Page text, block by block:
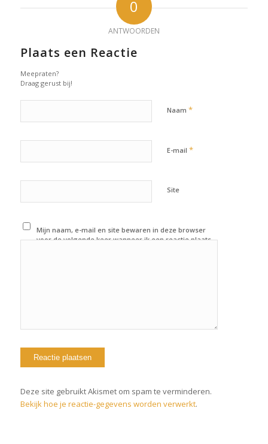
0
ANTWOORDEN
Plaats een Reactie
Meepraten?
Draag gerust bij!
Naam *
E-mail *
Site
Mijn naam, e-mail en site bewaren in deze browser
voor de volgende keer wanneer ik een reactie plaats.
Deze site gebruikt Akismet om spam te verminderen.
Bekijk hoe je reactie-gegevens worden verwerkt.